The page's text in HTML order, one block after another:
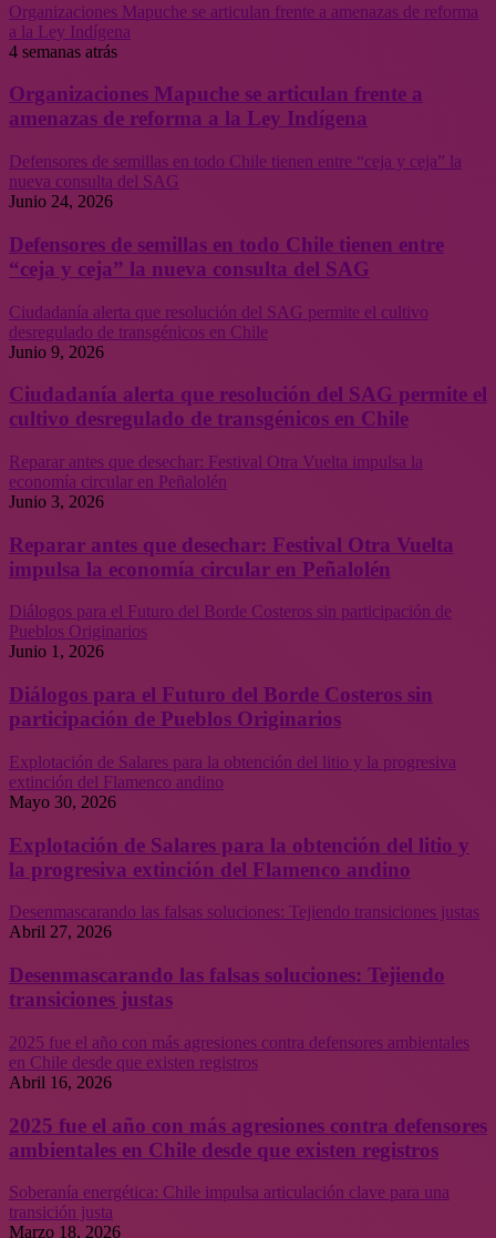
Organizaciones Mapuche se articulan frente a amenazas de reforma
a la Ley Indígena
4 semanas atrás
Organizaciones Mapuche se articulan frente a
amenazas de reforma a la Ley Indígena
Defensores de semillas en todo Chile tienen entre “ceja y ceja” la
nueva consulta del SAG
Junio 24, 2026
Defensores de semillas en todo Chile tienen entre
“ceja y ceja” la nueva consulta del SAG
Ciudadanía alerta que resolución del SAG permite el cultivo
desregulado de transgénicos en Chile
Junio 9, 2026
Ciudadanía alerta que resolución del SAG permite el
cultivo desregulado de transgénicos en Chile
Reparar antes que desechar: Festival Otra Vuelta impulsa la
economía circular en Peñalolén
Junio 3, 2026
Reparar antes que desechar: Festival Otra Vuelta
impulsa la economía circular en Peñalolén
Diálogos para el Futuro del Borde Costeros sin participación de
Pueblos Originarios
Junio 1, 2026
Diálogos para el Futuro del Borde Costeros sin
participación de Pueblos Originarios
Explotación de Salares para la obtención del litio y la progresiva
extinción del Flamenco andino
Mayo 30, 2026
Explotación de Salares para la obtención del litio y
la progresiva extinción del Flamenco andino
Desenmascarando las falsas soluciones: Tejiendo transiciones justas
Abril 27, 2026
Desenmascarando las falsas soluciones: Tejiendo
transiciones justas
2025 fue el año con más agresiones contra defensores ambientales
en Chile desde que existen registros
Abril 16, 2026
2025 fue el año con más agresiones contra defensores
ambientales en Chile desde que existen registros
Soberanía energética: Chile impulsa articulación clave para una
transición justa
Marzo 18, 2026